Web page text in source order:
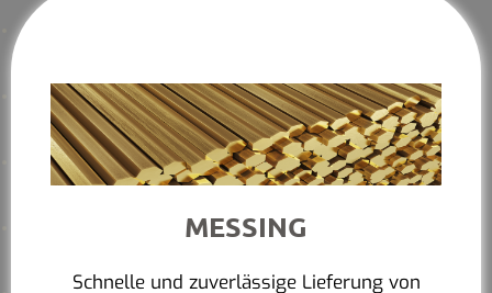
MESSING
Schnelle und zuverlässige Lieferung von